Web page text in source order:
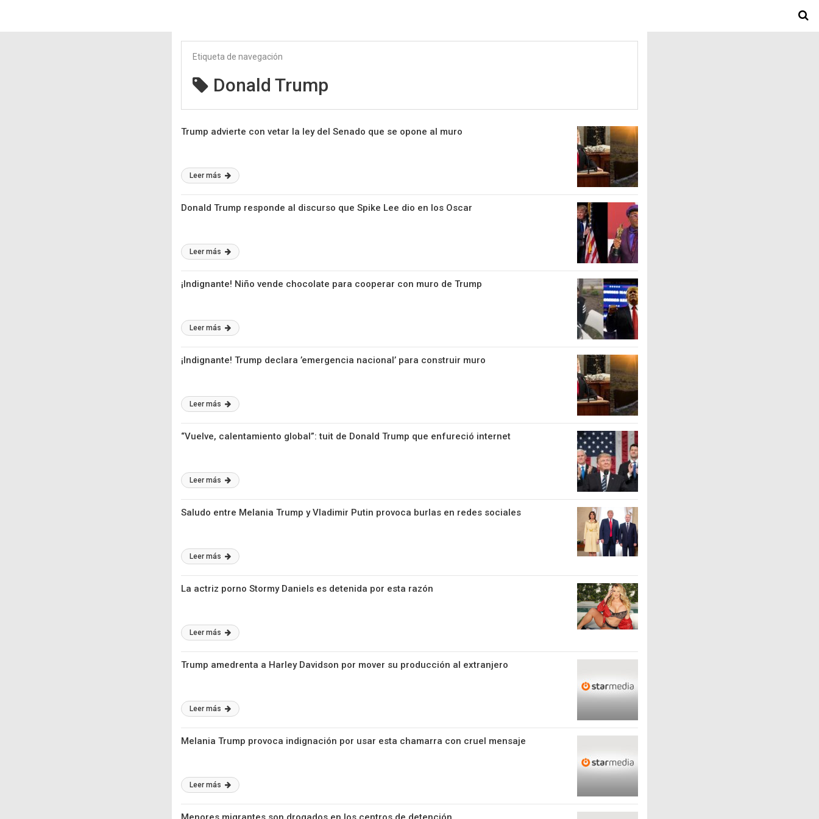
Etiqueta de navegación
Donald Trump
Trump advierte con vetar la ley del Senado que se opone al muro
Leer más
Donald Trump responde al discurso que Spike Lee dio en los Oscar
Leer más
¡Indignante! Niño vende chocolate para cooperar con muro de Trump
Leer más
¡Indignante! Trump declara ’emergencia nacional’ para construir muro
Leer más
“Vuelve, calentamiento global”: tuit de Donald Trump que enfureció internet
Leer más
Saludo entre Melania Trump y Vladimir Putin provoca burlas en redes sociales
Leer más
La actriz porno Stormy Daniels es detenida por esta razón
Leer más
Trump amedrenta a Harley Davidson por mover su producción al extranjero
Leer más
Melania Trump provoca indignación por usar esta chamarra con cruel mensaje
Leer más